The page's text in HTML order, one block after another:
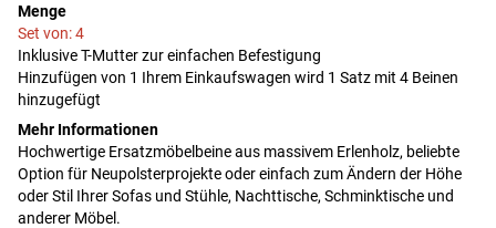
Menge
Set von: 4
Inklusive T-Mutter zur einfachen Befestigung
Hinzufügen von 1 Ihrem Einkaufswagen wird 1 Satz mit 4 Beinen
hinzugefügt
Mehr Informationen
Hochwertige Ersatzmöbelbeine aus massivem Erlenholz, beliebte
Option für Neupolsterprojekte oder einfach zum Ändern der Höhe
oder Stil Ihrer Sofas und Stühle, Nachttische, Schminktische und
anderer Möbel.